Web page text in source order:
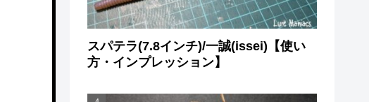
スパテラ(7.8インチ)/一誠(issei)【使い
方・インプレッション】